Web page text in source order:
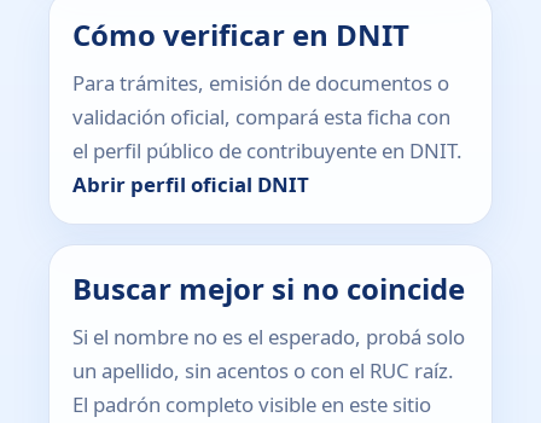
Cómo verificar en DNIT
Para trámites, emisión de documentos o
validación oficial, compará esta ficha con
el perfil público de contribuyente en DNIT.
Abrir perfil oficial DNIT
Buscar mejor si no coincide
Si el nombre no es el esperado, probá solo
un apellido, sin acentos o con el RUC raíz.
El padrón completo visible en este sitio